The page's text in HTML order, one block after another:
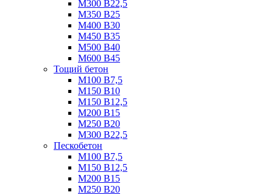
М300 B22,5
М350 B25
М400 B30
М450 B35
М500 B40
М600 B45
Тощий бетон
М100 В7,5
М150 В10
М150 В12,5
М200 В15
М250 В20
М300 В22,5
Пескобетон
М100 В7,5
М150 В12,5
М200 В15
М250 В20